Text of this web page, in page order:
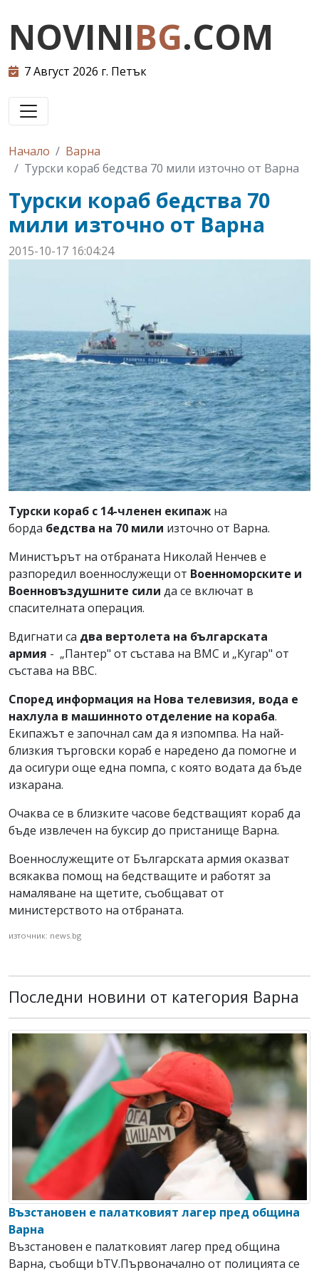
NOVINIBG.COM
7 Август 2026 г. Петък
Начало
Варна
Турски кораб бедства 70 мили източно от Варна
Турски кораб бедства 70
мили източно от Варна
2015-10-17 16:04:24
Турски кораб с 14-членен екипаж на
борда бедства на 70 мили източно от Варна.
Министърът на отбраната Николай Ненчев е
разпоредил военнослужещи от Военноморските и
Военновъздушните сили да се включат в
спасителната операция.
Вдигнати са два вертолета на българската
армия - „Пантер" от състава на ВМС и „Кугар" от
състава на ВВС.
Според информация на Нова телевизия, вода е
нахлула в машинното отделение на кораба.
Екипажът е започнал сам да я изпомпва. На най-
близкия търговски кораб е наредено да помогне и
да осигури още една помпа, с която водата да бъде
изкарана.
Очаква се в близките часове бедстващият кораб да
бъде извлечен на буксир до пристанище Варна.
Военнослужещите от Българската армия оказват
всякаква помощ на бедстващите и работят за
намаляване на щетите, съобщават от
министерството на отбраната.
източник: news.bg
Последни новини от категория Варна
Възстановен е палатковият лагер пред община
Варна
Възстановен е палатковият лагер пред община
Варна, съобщи bTV.Първоначално от полицията се